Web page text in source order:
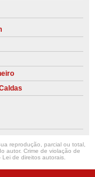
reprodução, parcial ou total,
autor. Crime de violação de
Lei de direitos autorais.